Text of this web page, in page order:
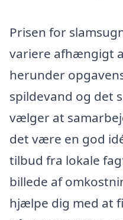
Prisen for
variere afhængigt
herunder
spildevand og det
vælger at
det være en god
tilbud fra lokale
billede af
hjælpe dig med at